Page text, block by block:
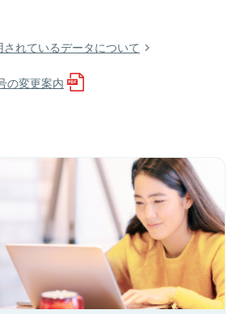
れているデータについて
の変更案内